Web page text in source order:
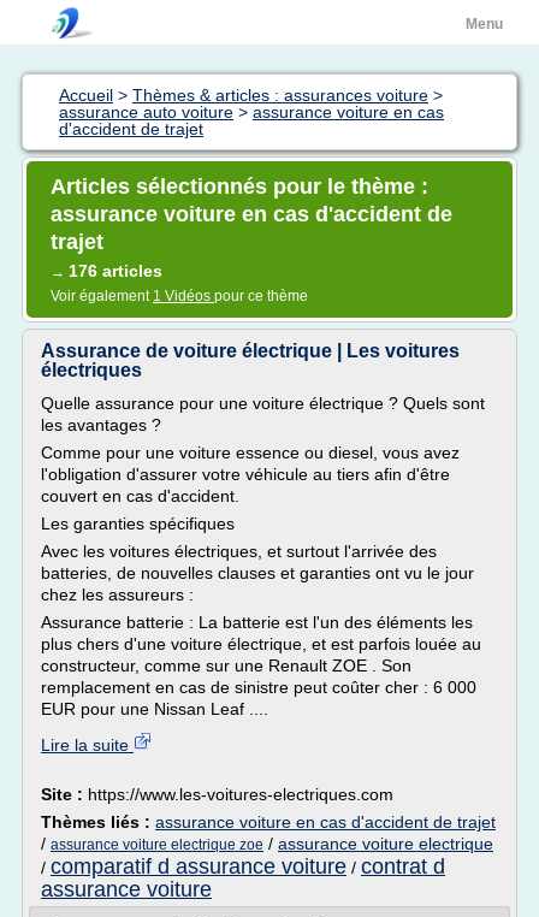
Menu
Accueil > Thèmes & articles : assurances voiture >
assurance auto voiture > assurance voiture en cas
d'accident de trajet
Articles sélectionnés pour le thème :
assurance voiture en cas d'accident de
trajet
→ 176 articles
Voir également 1 Vidéos pour ce thème
Assurance de voiture électrique | Les voitures
électriques
Quelle assurance pour une voiture électrique ? Quels sont
les avantages ?
Comme pour une voiture essence ou diesel, vous avez
l'obligation d'assurer votre véhicule au tiers afin d'être
couvert en cas d'accident.
Les garanties spécifiques
Avec les voitures électriques, et surtout l'arrivée des
batteries, de nouvelles clauses et garanties ont vu le jour
chez les assureurs :
Assurance batterie : La batterie est l'un des éléments les
plus chers d'une voiture électrique, et est parfois louée au
constructeur, comme sur une Renault ZOE . Son
remplacement en cas de sinistre peut coûter cher : 6 000
EUR pour une Nissan Leaf ....
Lire la suite
Site : https://www.les-voitures-electriques.com
Thèmes liés : assurance voiture en cas d'accident de trajet
/ assurance voiture electrique zoe / assurance voiture electrique
/ comparatif d assurance voiture / contrat d
assurance voiture